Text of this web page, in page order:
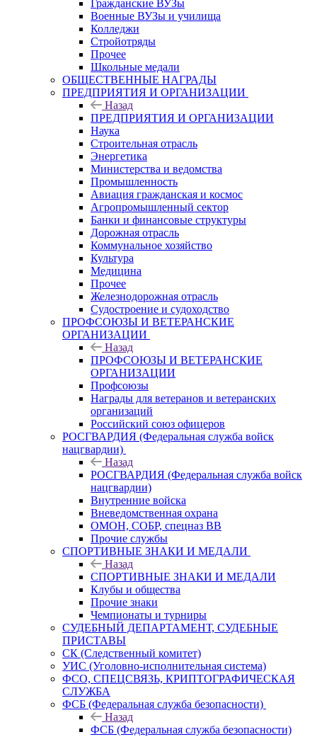
Гражданские ВУЗы
Военные ВУЗы и училища
Колледжи
Стройотряды
Прочее
Школьные медали
ОБЩЕСТВЕННЫЕ НАГРАДЫ
ПРЕДПРИЯТИЯ И ОРГАНИЗАЦИИ
Назад
ПРЕДПРИЯТИЯ И ОРГАНИЗАЦИИ
Наука
Строительная отрасль
Энергетика
Министерства и ведомства
Промышленность
Авиация гражданская и космос
Агропромышленный сектор
Банки и финансовые структуры
Дорожная отрасль
Коммунальное хозяйство
Культура
Медицина
Прочее
Железнодорожная отрасль
Судостроение и судоходство
ПРОФСОЮЗЫ И ВЕТЕРАНСКИЕ
ОРГАНИЗАЦИИ
Назад
ПРОФСОЮЗЫ И ВЕТЕРАНСКИЕ
ОРГАНИЗАЦИИ
Профсоюзы
Награды для ветеранов и ветеранских
организаций
Российский союз офицеров
РОСГВАРДИЯ (Федеральная служба войск
нацгвардии)
Назад
РОСГВАРДИЯ (Федеральная служба войск
нацгвардии)
Внутренние войска
Вневедомственная охрана
ОМОН, СОБР, спецназ ВВ
Прочие службы
СПОРТИВНЫЕ ЗНАКИ И МЕДАЛИ
Назад
СПОРТИВНЫЕ ЗНАКИ И МЕДАЛИ
Клубы и общества
Прочие знаки
Чемпионаты и турниры
СУДЕБНЫЙ ДЕПАРТАМЕНТ, СУДЕБНЫЕ
ПРИСТАВЫ
СК (Следственный комитет)
УИС (Уголовно-исполнительная система)
ФСО, СПЕЦСВЯЗЬ, КРИПТОГРАФИЧЕСКАЯ
СЛУЖБА
ФСБ (Федеральная служба безопасности)
Назад
ФСБ (Федеральная служба безопасности)